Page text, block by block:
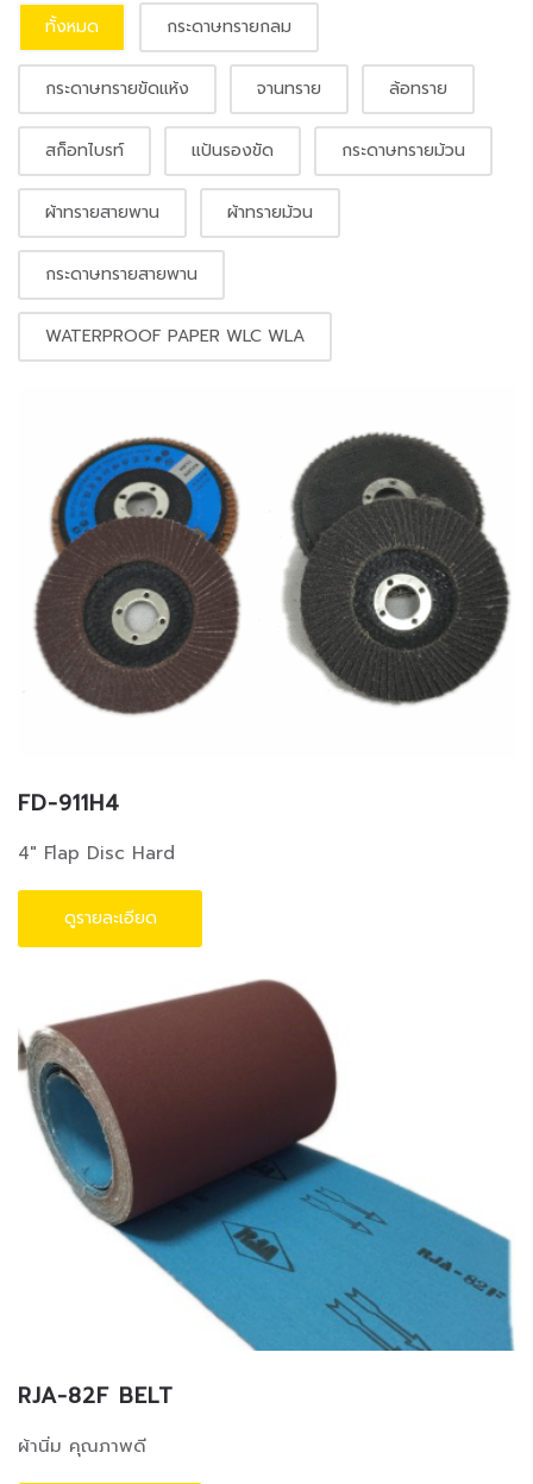
ทั้งหมด กระดาษทรายกลม
กระดาษทรายขัดแห้ง จานทราย ล้อทราย
สก็อทไบรท์ แป้นรองขัด กระดาษทรายม้วน
ผ้าทรายสายพาน ผ้าทรายม้วน
กระดาษทรายสายพาน
WATERPROOF PAPER WLC WLA
FD-911H4
4" Flap Disc Hard
ดูรายละเอียด
RJA-82F BELT
ผ้านิ่ม คุณภาพดี